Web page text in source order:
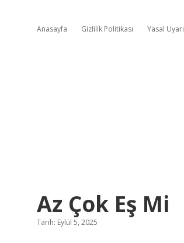
Anasayfa Gizlilik Politikası Yasal Uyarı
Az Çok Eş Mi
Tarih: Eylül 5, 2025